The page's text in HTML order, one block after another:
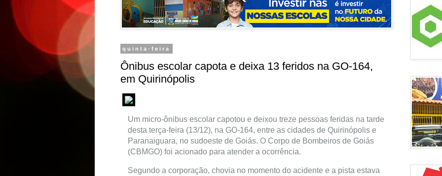
quinta-feira
Ônibus escolar capota e deixa 13 feridos na GO-164,
em Quirinópolis
Um micro-ônibus escolar capotou e deixou treze pessoas feridas na tarde
desta terça-feira (13/12), na GO-164, entre as cidades de Quirinópolis e
Paranaiguara, no sudoeste de Goiás. O Corpo de Bombeiros de Goiás
(CBMGO) foi acionado para atender a ocorrência.
Segundo a corporação, chovia no momento do acidente e a pista estava